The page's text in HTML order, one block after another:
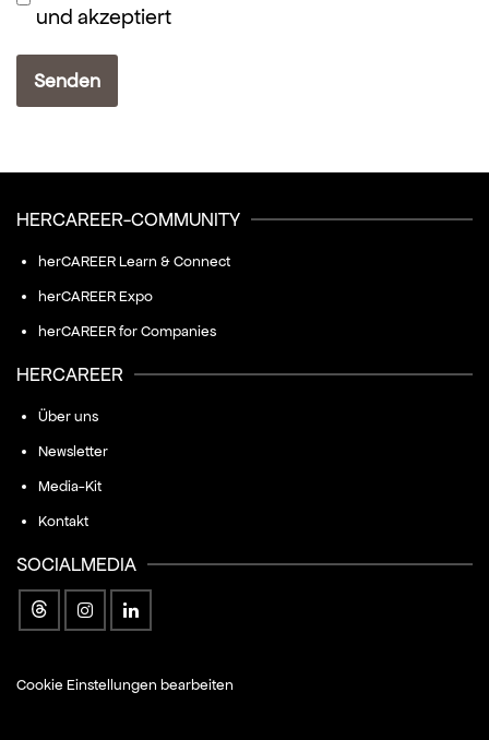
und akzeptiert
Senden
HERCAREER-COMMUNITY
herCAREER Learn & Connect
herCAREER Expo
herCAREER for Companies
HERCAREER
Über uns
Newsletter
Media-Kit
Kontakt
SOCIALMEDIA
Cookie Einstellungen bearbeiten